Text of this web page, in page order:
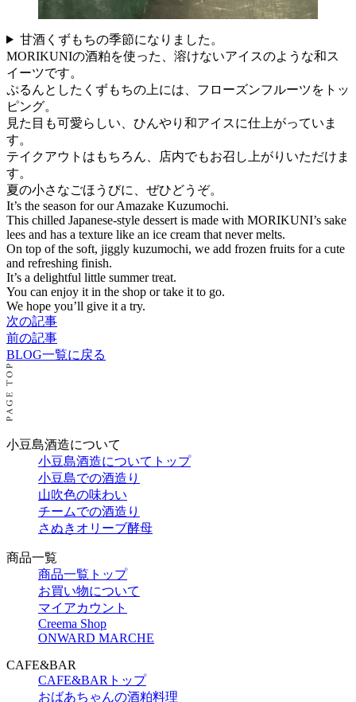
甘酒くずもちの季節になりました。
MORIKUNIの酒粕を使った、溶けないアイスのような和ス
イーツです。
ぷるんとしたくずもちの上には、フローズンフルーツをトッ
ピング。
見た目も可愛らしい、ひんやり和アイスに仕上がっていま
す。
テイクアウトはもちろん、店内でもお召し上がりいただけま
す。
夏の小さなごほうびに、ぜひどうぞ。
It’s the season for our Amazake Kuzumochi.
This chilled Japanese-style dessert is made with MORIKUNI’s sake
lees and has a texture like an ice cream that never melts.
On top of the soft, jiggly kuzumochi, we add frozen fruits for a cute
and refreshing finish.
It’s a delightful little summer treat.
You can enjoy it in the shop or take it to go.
We hope you’ll give it a try.
次の記事
前の記事
BLOG一覧に戻る
小豆島酒造について
小豆島酒造についてトップ
小豆島での酒造り
山吹色の味わい
チームでの酒造り
さぬきオリーブ酵母
商品一覧
商品一覧トップ
お買い物について
マイアカウント
Creema Shop
ONWARD MARCHE
CAFE&BAR
CAFE&BARトップ
おばあちゃんの酒粕料理